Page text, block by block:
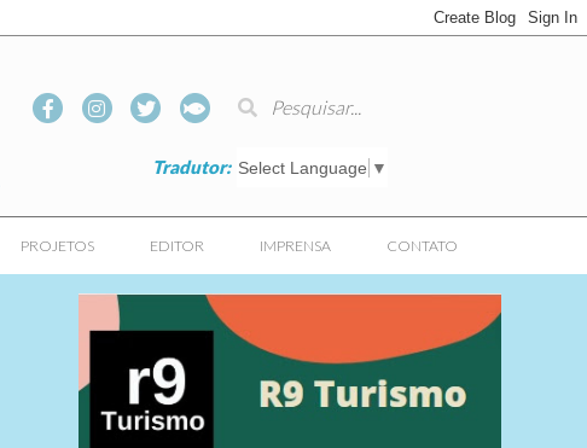
Select Language ▼
Tradutor:
PROJETOS EDITOR IMPRENSA CONTATO